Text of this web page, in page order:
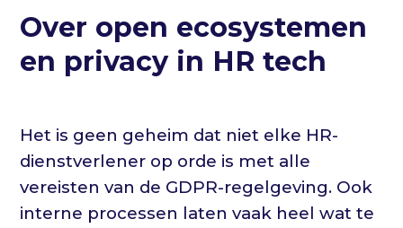
Over open ecosystemen
en privacy in HR tech
Het is geen geheim dat niet elke HR-
dienstverlener op orde is met alle
vereisten van de GDPR-regelgeving. Ook
interne processen laten vaak heel wat te